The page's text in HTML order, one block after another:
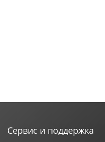
Сервис и поддержка